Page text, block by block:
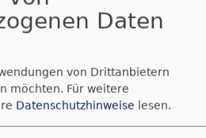
Angebot der Evangelisch-
Daten
von Drittanbietern
möchten. Für weitere
Datenschutzhinweise lesen.